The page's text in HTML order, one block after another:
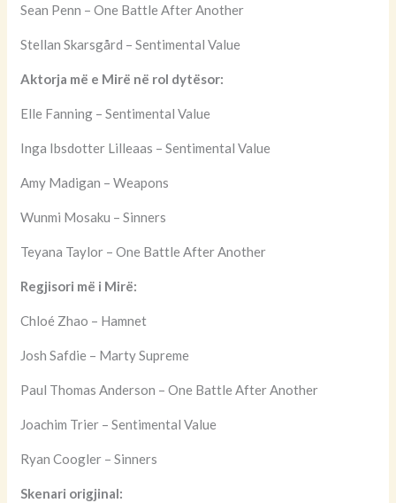
Sean Penn – One Battle After Another
Stellan Skarsgård – Sentimental Value
Aktorja më e Mirë në rol dytësor:
Elle Fanning – Sentimental Value
Inga Ibsdotter Lilleaas – Sentimental Value
Amy Madigan – Weapons
Wunmi Mosaku – Sinners
Teyana Taylor – One Battle After Another
Regjisori më i Mirë:
Chloé Zhao – Hamnet
Josh Safdie – Marty Supreme
Paul Thomas Anderson – One Battle After Another
Joachim Trier – Sentimental Value
Ryan Coogler – Sinners
Skenari origjinal: